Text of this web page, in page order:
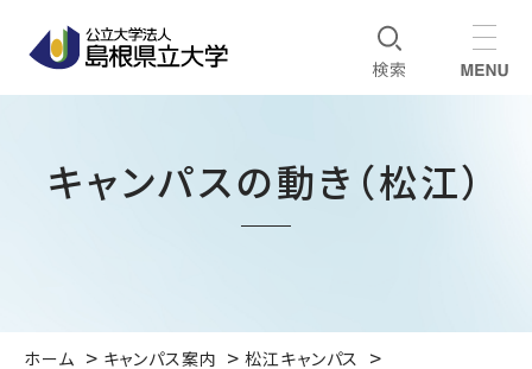
キャンパスの動き（松江）
ホーム キャンパス案内
松江キャンパス